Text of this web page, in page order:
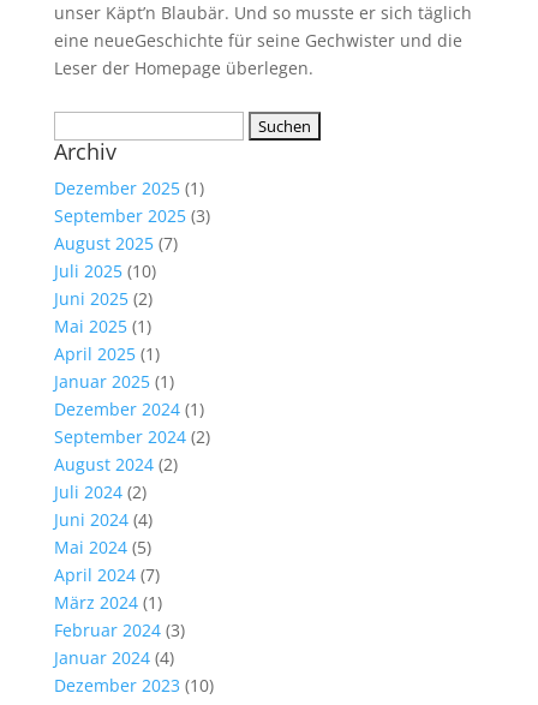
unser Käpt’n Blaubär. Und so musste er sich täglich
eine neueGeschichte für seine Gechwister und die
Leser der Homepage überlegen.
nach:
Archiv
Dezember 2025(1)
September 2025(3)
August 2025(7)
Juli 2025(10)
Juni 2025(2)
Mai 2025(1)
April 2025(1)
Januar 2025(1)
Dezember 2024(1)
September 2024(2)
August 2024(2)
Juli 2024(2)
Juni 2024(4)
Mai 2024(5)
April 2024(7)
März 2024(1)
Februar 2024(3)
Januar 2024(4)
Dezember 2023 (10)